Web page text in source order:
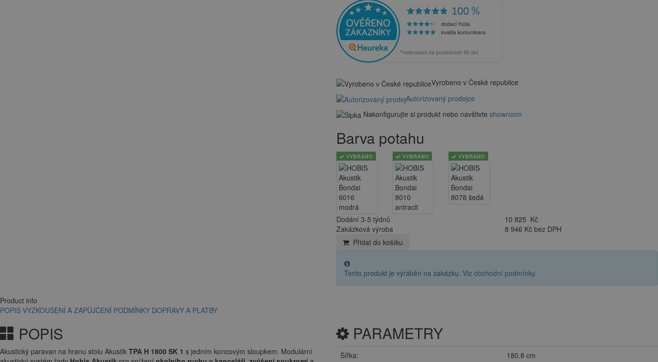
Vyrobeno v České republice
Autorizovaný prodejce
Nakonfigurujte si produkt nebo navštivte showroom
Barva potahu
VYBRÁNO VYBRÁNO VYBRÁNO
Dodání 3-5 týdnů
Zakázková výroba
10 825 Kč
8 946 Kč bez DPH
Přidat do košíku
Tento produkt je vyráběn na zakázku. Viz obchodní podmínky.
Product info
POPIS VYZKOUŠENÍ A ZAPŮJČENÍ PODMÍNKY DOPRAVY A PLATBY
POPIS
Akustický paravan na hranu stolu Akustik TPA H 1800 SK 1 s jedním koncovým sloupkem. Modulární
PARAMETRY
Šířka: 180.8 cm